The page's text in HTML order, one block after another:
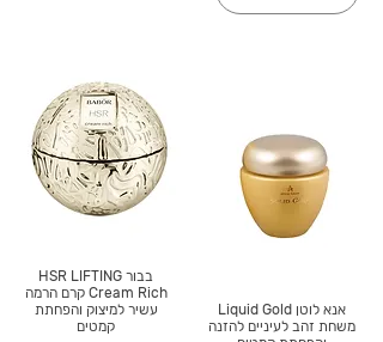
בבור HSR LIFTING
Cream Rich קרם הרמה
עשיר למיצוק והפחתת
קמטים
אנא לוטן Liquid Gold
משחת זהב לעיניים להזנה